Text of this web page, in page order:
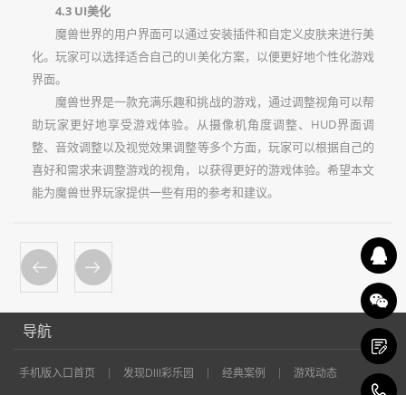
4.3 UI美化
魔兽世界的用户界面可以通过安装插件和自定义皮肤来进行美
化。玩家可以选择适合自己的UI美化方案，以便更好地个性化游戏
界面。
魔兽世界是一款充满乐趣和挑战的游戏，通过调整视角可以帮
助玩家更好地享受游戏体验。从摄像机角度调整、HUD界面调
整、音效调整以及视觉效果调整等多个方面，玩家可以根据自己的
喜好和需求来调整游戏的视角，以获得更好的游戏体验。希望本文
能为魔兽世界玩家提供一些有用的参考和建议。
导航
手机版入口首页 发现Dlll彩乐园 经典案例
游戏动态